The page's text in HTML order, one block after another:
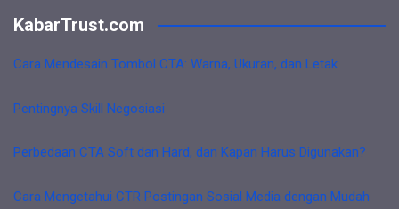
KabarTrust.com
Cara Mendesain Tombol CTA: Warna, Ukuran, dan Letak
Pentingnya Skill Negosiasi
Perbedaan CTA Soft dan Hard, dan Kapan Harus Digunakan?
Cara Mengetahui CTR Postingan Sosial Media dengan Mudah